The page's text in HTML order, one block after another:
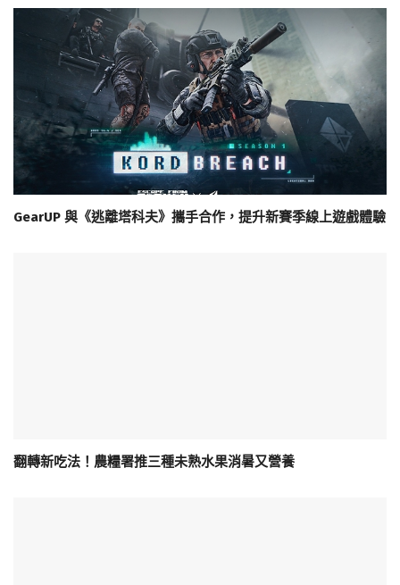
GearUP 與《逃離塔科夫》攜手合作，提升新賽季線上遊戲體驗
翻轉新吃法！農糧署推三種未熟水果消暑又營養